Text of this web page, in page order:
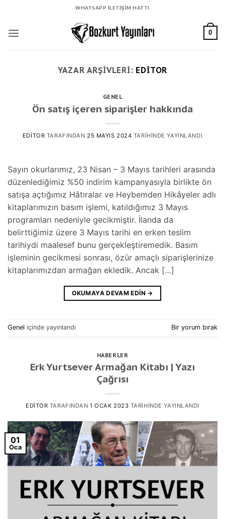
WHATSAPP İLETİŞİM HATTI
0
YAZAR ARŞIVLERI: EDITOR
GENEL
Ön satış içeren siparişler hakkında
EDITOR TARAFINDAN 25 MAYIS 2024 TARIHINDE YAYINLANDI
Sayın okurlarımız, 23 Nisan – 3 Mayıs tarihleri arasında
düzenlediğimiz %50 indirim kampanyasıyla birlikte ön
satışa açtığımız Hâtıralar ve Heybemden Hikâyeler adlı
kitaplarımızın basım işlemi, katıldığımız 3 Mayıs
programları nedeniyle gecikmiştir. İlanda da
belirttiğimiz üzere 3 Mayıs tarihi en erken teslim
tarihiydi maalesef bunu gerçekleştiremedik. Basım
işleminin gecikmesi sonrası, özür amaçlı siparişlerinize
kitaplarımızdan armağan ekledik. Ancak […]
OKUMAYA DEVAM EDIN →
Genel içinde yayınlandı Bir yorum bırak
HABERLER
Erk Yurtsever Armağan Kitabı | Yazı
Çağrısı
EDITOR TARAFINDAN 1 OCAK 2023 TARIHINDE YAYINLANDI
01
Oca